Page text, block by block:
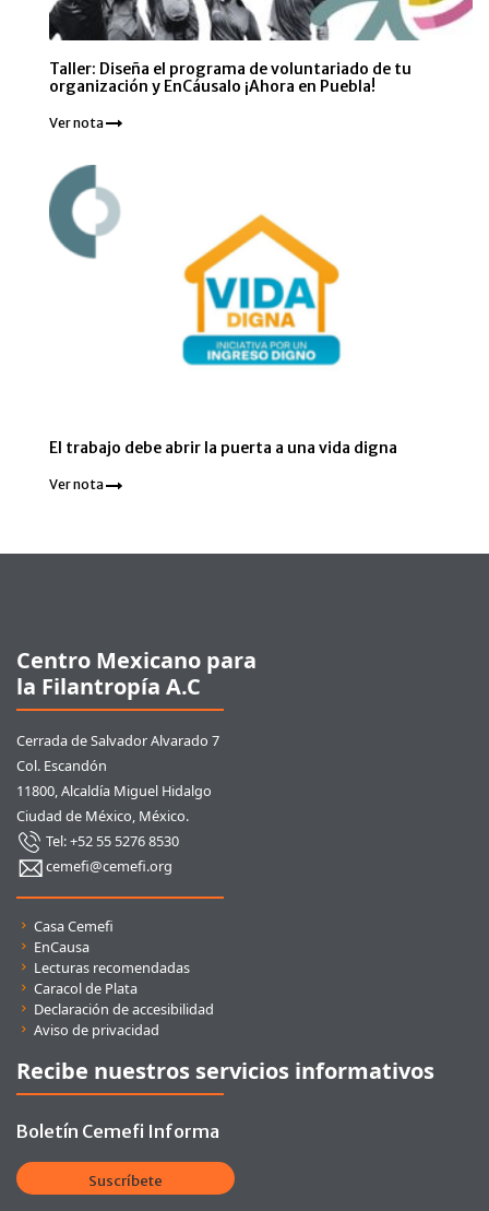
Taller: Diseña el programa de voluntariado de tu
organización y EnCáusalo ¡Ahora en Puebla!
Ver nota
El trabajo debe abrir la puerta a una vida digna
Ver nota
Centro Mexicano para
la Filantropía A.C
Cerrada de Salvador Alvarado 7
Col. Escandón
11800, Alcaldía Miguel Hidalgo
Ciudad de México, México.
Tel: +52 55 5276 8530
cemefi@cemefi.org
Enlaces rápidos
Casa Cemefi
EnCausa
Lecturas recomendadas
Caracol de Plata
Declaración de accesibilidad
Aviso de privacidad
Recibe nuestros servicios informativos
Boletín Cemefi Informa
Suscríbete